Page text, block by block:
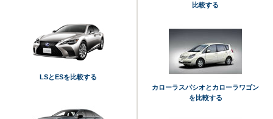
LSとESを比較する
比較する
カローラスパシオとカローラワゴン
を比較する